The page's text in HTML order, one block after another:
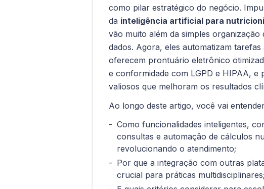
como pilar estratégico do negócio.
da inteligência artificial para
vão muito além da simples organização
dados. Agora, eles automatizam tarefas
oferecem prontuário eletrônico
e conformidade com LGPD e HIPAA, e
valiosos que melhoram os resultados
Ao longo deste artigo, você vai
Como funcionalidades inteligentes,
consultas e automação de cálculos
revolucionando o atendimento;
Por que a integração com outras
crucial para práticas multidisciplinares;